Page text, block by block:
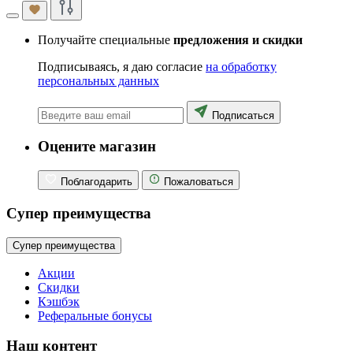
Получайте специальные предложения и скидки
Подписываясь, я даю согласие на обработку
персональных данных
Подписаться
Оцените магазин
Поблагодарить Пожаловаться
Супер преимущества
Супер преимущества
Акции
Скидки
Кэшбэк
Реферальные бонусы
Наш контент